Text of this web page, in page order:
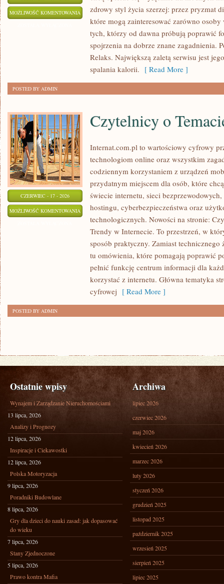
MOŻLIWOŚĆ KOMENTOWANIA TRENINGI
SPALANIE
KALORII
zdrowy styl życia szerzej: przez pryzmat
które mogą zainteresować zarówno
tych, którzy od dawna próbują poprawić
spojrzenia na dobrze znane zagadnienia.
Relaks. Największą zaletą serwisu jest
spalania kalorii. [ Read More ]
POSTED BY ADMIN
CZERWIEC - 17 - 2026
MOŻLIWOŚĆ KOMENTOWANIA CZYTELNICY
TEMACIE
Czytelnicy o
Internat.com.pl to wartościowy cyfrowy
technologiom online oraz wszystkim
codziennym korzystaniem z urządzeń
przydatnym miejscem dla osób, które
świecie internetu, sieci
hostingu, cyberbezpieczeństwa oraz
technologicznych. Nowości na stronie:
Trendy w Internecie. To przestrzeń, w
sposób praktyczny. Zamiast
tu omówienia, które pomagają poprawić
pełnić funkcję centrum informacji dla
korzystać z internetu. Główna tematyka
cyfrowej [ Read More ]
POSTED BY ADMIN
Ostatnie wpisy
Wynajem i Zarządzanie Nieruchomościami
13 lipca, 2026
Analizy i Prognozy
12 lipca, 2026
Inspiracje i Ciekawostki
12 lipca, 2026
Polska Motoryzacja
9 lipca, 2026
Poradniki Budowlane
8 lipca, 2026
Gry dla dzieci do nauki zasad: jak dopasować
do wieku
7 lipca, 2026
Stany Zjednoczone
5 lipca, 2026
Prawo kontra Mafia
Archiwa
lipiec 2026
czerwiec 2026
maj 2026
kwiecień 2026
marzec 2026
luty 2026
styczeń 2026
grudzień 2025
listopad 2025
październik 2025
wrzesień 2025
sierpień 2025
lipiec 2025